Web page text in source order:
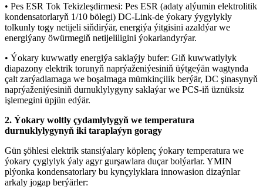
• Pes ESR Tok Tekizleşdirmesi: Pes ESR (adaty alýumin elektrolitik
kondensatorlaryň 1/10 bölegi) DC-Link-de ýokary ýygylykly
tolkunly togy netijeli siňdirýär, energiýa ýitgisini azaldýar we
energiýany öwürmegiň netijeliligini ýokarlandyrýar.
• Ýokary kuwwatly energiýa saklaýjy bufer: Giň kuwwatlylyk
diapazony elektrik torunyň naprýaženiýesiniň üýtgeýän wagtynda
çalt zarýadlamaga we boşalmaga mümkinçilik berýär, DC şinasynyň
naprýaženiýesiniň durnuklylygyny saklaýar we PCS-iň üznüksiz
işlemegini üpjün edýär.
2. Ýokary woltly çydamlylygyň we temperatura
durnuklylygynyň iki taraplaýyn goragy
Gün şöhlesi elektrik stansiýalary köplenç ýokary temperatura we
ýokary çyglylyk ýaly agyr gurşawlara duçar bolýarlar. YMIN
plýonka kondensatorlary bu kynçylyklara innowasion dizaýnlar
arkaly jogap berýärler: